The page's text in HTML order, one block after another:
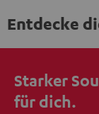
Entdecke
Starker
für dich.